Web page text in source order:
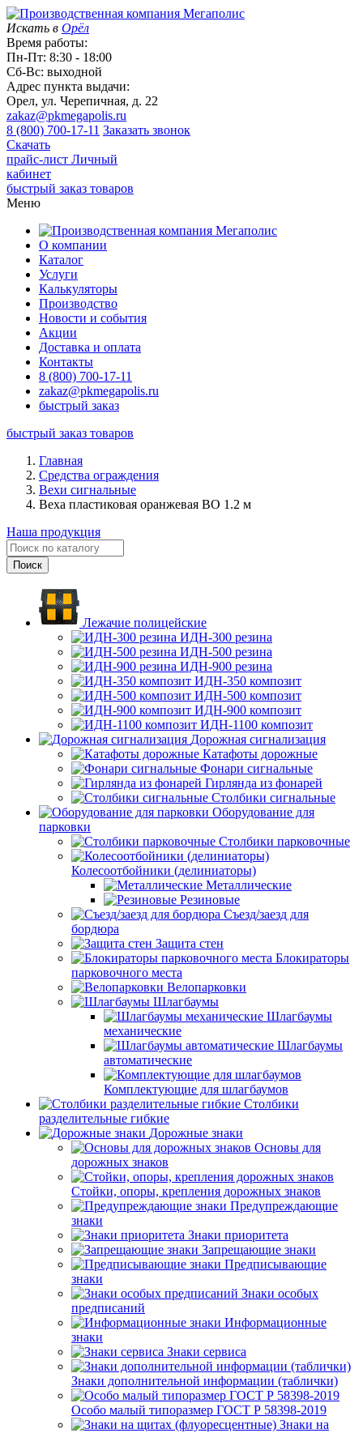
Искать в Орёл
Время работы:
Пн-Пт: 8:30 - 18:00
Сб-Вс: выходной
Адрес пункта выдачи:
Орел, ул. Черепичная, д. 22
zakaz@pkmegapolis.ru
8 (800) 700-17-11 Заказать звонок
Скачать
прайс-лист Личный
кабинет
быстрый заказ товаров
Меню
О компании
Каталог
Услуги
Калькуляторы
Производство
Новости и события
Акции
Доставка и оплата
Контакты
8 (800) 700-17-11
zakaz@pkmegapolis.ru
быстрый заказ
быстрый заказ товаров
Главная
Средства ограждения
Вехи сигнальные
Веха пластиковая оранжевая ВО 1.2 м
Наша продукция
Лежачие полицейские
ИДН-300 резина
ИДН-500 резина
ИДН-900 резина
ИДН-350 композит
ИДН-500 композит
ИДН-900 композит
ИДН-1100 композит
Дорожная сигнализация
Катафоты дорожные
Фонари сигнальные
Гирлянда из фонарей
Столбики сигнальные
Оборудование для
парковки
Столбики парковочные
Колесоотбойники (делиниаторы)
Металлические
Резиновые
Съезд/заезд для
бордюра
Защита стен
Блокираторы
парковочного места
Велопарковки
Шлагбаумы
Шлагбаумы
механические
Шлагбаумы
автоматические
Комплектующие для шлагбаумов
Столбики
разделительные гибкие
Дорожные знаки
Основы для
дорожных знаков
Стойки, опоры, крепления дорожных знаков
Предупреждающие
знаки
Знаки приоритета
Запрещающие знаки
Предписывающие
знаки
Знаки особых
предписаний
Информационные
знаки
Знаки сервиса
Знаки дополнительной информации (таблички)
Особо малый типоразмер ГОСТ Р 58398-2019
Знаки на